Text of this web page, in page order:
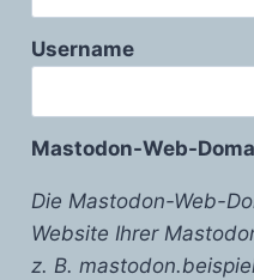
Username
Mastodon-Web-
Die Mastodon-Web-
Website Ihrer
z. B.